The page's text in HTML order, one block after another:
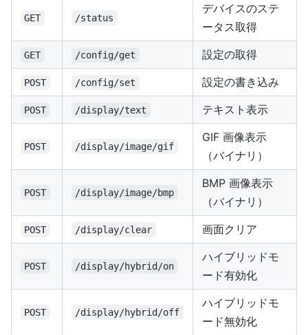
GET /status
デバイスのステ
ータス取得
GET /config/get 設定の取得
POST /config/set 設定の書き込み
POST /display/text テキスト表示
POST /display/image/gif
GIF 画像表示
（バイナリ）
POST /display/image/bmp
BMP 画像表示
（バイナリ）
POST /display/clear 画面クリア
POST /display/hybrid/on
ハイブリッドモ
ード有効化
POST /display/hybrid/off
ハイブリッドモ
ード無効化